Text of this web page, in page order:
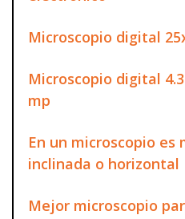
Microscopio digital
Microscopio digital
mp
En un microscopio
inclinada o horizontal
Mejor microscopio